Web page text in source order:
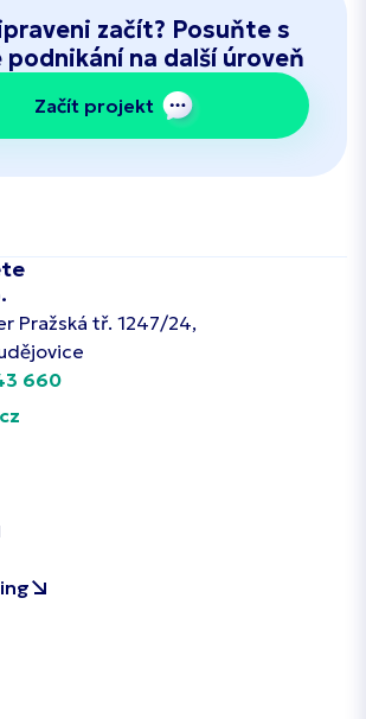
začít? Posuňte s
podnikání na další úroveň
Začít projekt
Pražská tř. 1247/24,
660